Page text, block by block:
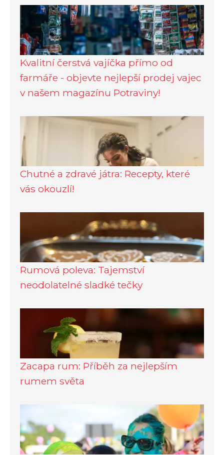
Kvalitní čerstvá vajíčka přímo od
farmáře - objevte nejlepší prodej vajec
v našem magazínu Potraviny!
Chutné a zdravé játra: Recepty, které
vás okouzlí!
Rumová poleva: Tajemství
neodolatelné sladké tečky
Zacapa rum: Příběh za nejlepším
rumem světa